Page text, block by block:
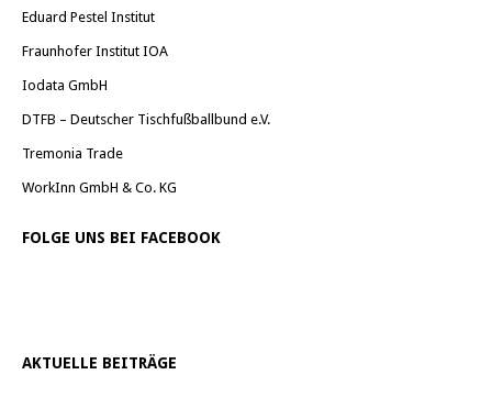
Eduard Pestel Institut
Fraunhofer Institut IOA
Iodata GmbH
DTFB – Deutscher Tischfußballbund e.V.
Tremonia Trade
WorkInn GmbH & Co. KG
FOLGE UNS BEI FACEBOOK
AKTUELLE BEITRÄGE